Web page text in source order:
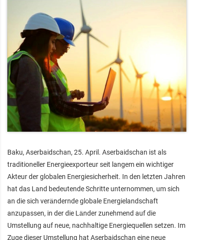
Baku, Aserbaidschan, 25. April. Aserbaidschan ist als
traditioneller Energieexporteur seit langem ein wichtiger
Akteur der globalen Energiesicherheit. In den letzten Jahren
hat das Land bedeutende Schritte unternommen, um sich
an die sich verändernde globale Energielandschaft
anzupassen, in der die Länder zunehmend auf die
Umstellung auf neue, nachhaltige Energiequellen setzen. Im
Zuge dieser Umstellung hat Aserbaidschan eine neue